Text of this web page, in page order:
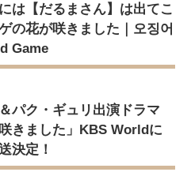
は【だるまさん】は出てこ
の花が咲きました｜오징어
Game
パク・ギュリ出演ドラマ
咲きました」KBS Worldに
決定！